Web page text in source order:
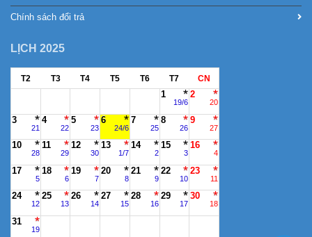
Chính sách đổi trả
LỊCH 2025
T2 T3 T4 T5 T6 T7 CN
1
19/6
2
20
3
21
4
22
5
23
6
24/6
7
25
8
26
9
27
10
28
11
29
12
30
13
1/7
14
2
15
3
16
4
17
5
18
6
19
7
20
8
21
9
22
10
23
11
24
12
25
13
26
14
27
15
28
16
29
17
30
18
31
19